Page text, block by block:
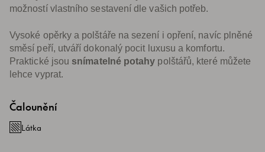
možností vlastního sestavení dle vašich potřeb.
Vysoké opěrky a polštáře na sezení i opření, navíc plněné
směsí peří, utváří dokonalý pocit luxusu a komfortu.
Praktické jsou snímatelné potahy polštářů, které můžete
lehce vyprat.
Čalounění
Látka